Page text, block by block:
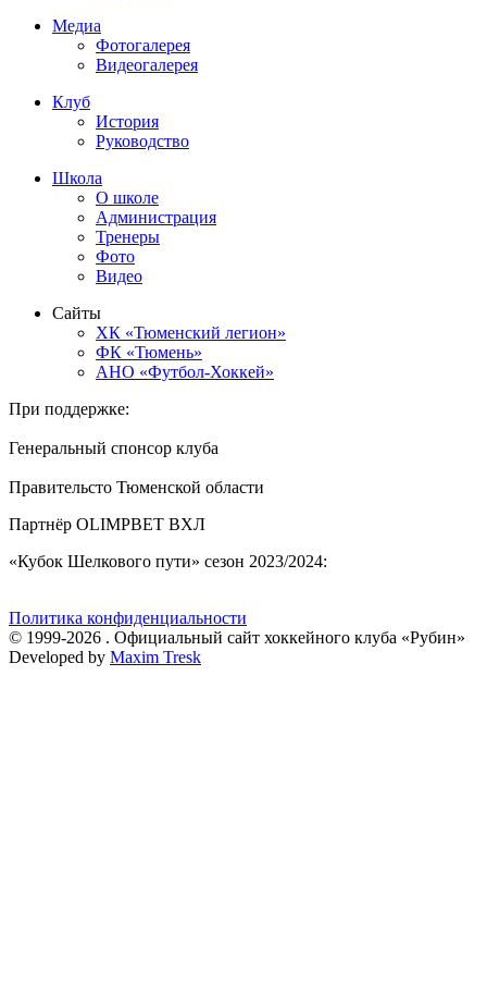
Медиа
Фотогалерея
Видеогалерея
Клуб
История
Руководство
Школа
О школе
Администрация
Тренеры
Фото
Видео
Сайты
ХК «Тюменский легион»
ФК «Тюмень»
АНО «Футбол-Хоккей»
При поддержке:
Генеральный спонсор клуба
Правительсто Тюменской области
Партнёр OLIMPBET ВХЛ
«Кубок Шелкового пути» сезон 2023/2024:
Политика конфиденциальности
© 1999-2026 . Официальный сайт хоккейного клуба «Рубин»
Developed by Maxim Tresk